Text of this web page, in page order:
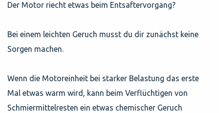
Der Motor riecht etwas beim Entsaftervorgang?
Bei einem leichten Geruch musst du dir zunächst keine
Sorgen machen.
Wenn die Motoreinheit bei starker Belastung das erste
Mal etwas warm wird, kann beim Verflüchtigen von
Schmiermittelresten ein etwas chemischer Geruch